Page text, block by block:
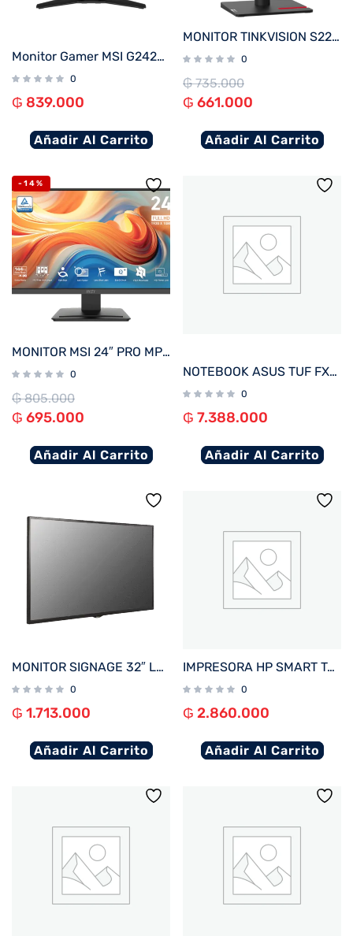
Monitor Gamer MSI G242L-E14 23.8″ IPS FHD 144Hz 1ms FreeSync
0
₲ 839.000
Añadir Al Carrito
MONITOR TINKVISION S22i-30
0
₲735.000
₲ 661.000
Añadir Al Carrito
-14%
MONITOR MSI 24″ PRO MP243L E14 144hz
0
₲805.000
₲ 695.000
Añadir Al Carrito
NOTEBOOK ASUS TUF FX607VJ-RL805W C5 GAM 2.2/8/512/ RTX3050-6G/ W11H/16″ WUXGA
0
₲ 7.388.000
Añadir Al Carrito
MONITOR SIGNAGE 32″ LG 32SM5C FHD/USB/HDMI/DP/SD/NE
0
₲ 1.713.000
Añadir Al Carrito
IMPRESORA HP SMART TANK 750 IMP/COP/SCAN/RED/WIFI/BIVOLT
0
₲ 2.860.000
Añadir Al Carrito